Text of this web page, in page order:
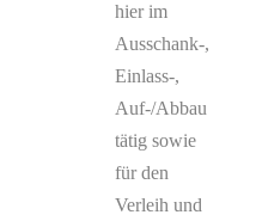
hier im
Ausschank-,
Einlass-,
Auf-/Abbau
tätig sowie
für den
Verleih und